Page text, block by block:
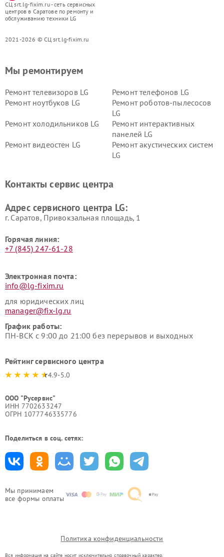
СЦ srt.lg-fixim.ru - сеть сервисных
центров в Саратове по ремонту и
обслуживанию техники LG
2021-2026 © СЦ srt.lg-fixim.ru
Мы принимаем
все формы оплаты
Мы ремонтируем
Ремонт телевизоров LG
Ремонт телефонов LG
Ремонт ноутбуков LG
Ремонт роботов-пылесосов
LG
Ремонт холодильников LG
Ремонт интерактивных
панелей LG
Ремонт видеостен LG
Ремонт акустических систем
LG
Ремонт морозильных камер
Ремонт вертикальных
Контакты сервис центра
Адрес сервисного центра LG:
г. Саратов, Привокзальная площадь, 1
Горячая линия:
+7 (845) 247-61-28
Электронная почта:
info@lg-fixim.ru
для юридических лиц
manager@fix-lg.ru
График работы:
ПН-ВСК с 9:00 до 21:00 без перерывов и выходных
Рейтинг сервисного центра
4.9-5.0
ООО "Русервис"
ИНН 7702633247
ОГРН 1077746335776
Поделиться в соц. сетях:
Политика конфиденциальности
Вся информация на сайте носит исключительно справочный характер.